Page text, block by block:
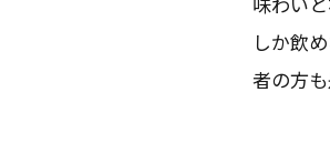
しか飲
者の方